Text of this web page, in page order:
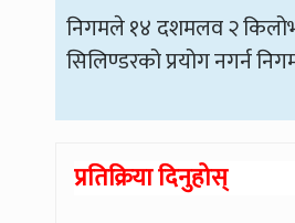
निगमले १४ दशमलव २
सिलिण्डरको प्रयोग नगर्न
प्रतिक्रिया दिनुहोस्